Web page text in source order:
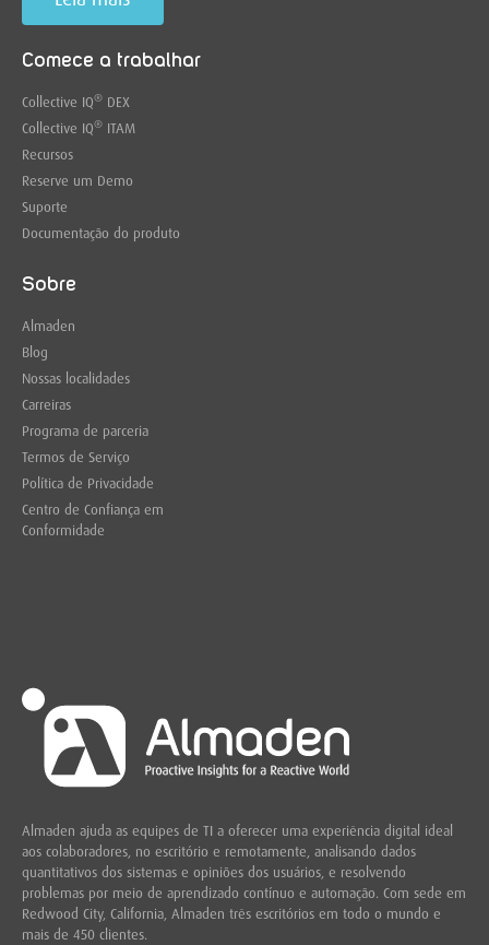
Almaden ajuda as equipes de TI a oferecer uma experiência digital ideal
aos colaboradores, no escritório e remotamente, analisando dados
quantitativos dos sistemas e opiniões dos usuários, e resolvendo
problemas por meio de aprendizado contínuo e automação. Com sede em
Redwood City, California, Almaden três escritórios em todo o mundo e
mais de 450 clientes.
Comece a trabalhar
Collective IQ® DEX
Collective IQ® ITAM
Recursos
Reserve um Demo
Suporte
Documentação do produto
Sobre
Almaden
Blog
Nossas localidades
Carreiras
Programa de parceria
Termos de Serviço
Política de Privacidade
Centro de Confiança em
Conformidade